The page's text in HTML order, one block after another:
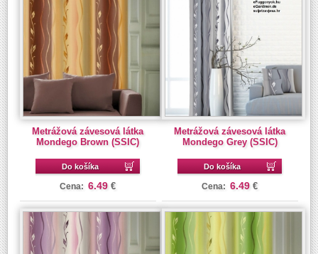
Metrážová závesová látka
Mondego Brown (SSIC)
Do košíka
Cena: 6.49 €
Metrážová závesová látka
Mondego Grey (SSIC)
Do košíka
Cena: 6.49 €